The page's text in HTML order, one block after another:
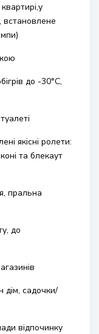
встановлене
до -30°C,
якісні ролети:
та блекаут
пральна
до
дім, садочки/
відпочинку